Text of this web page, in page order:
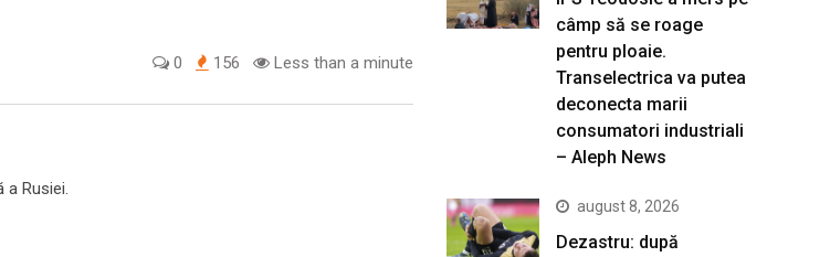
0 156 Less than a minute
Rusiei.
câmp să se roage
pentru ploaie.
Transelectrica va putea
deconecta marii
consumatori industriali
– Aleph News
august 8, 2026
Dezastru: după